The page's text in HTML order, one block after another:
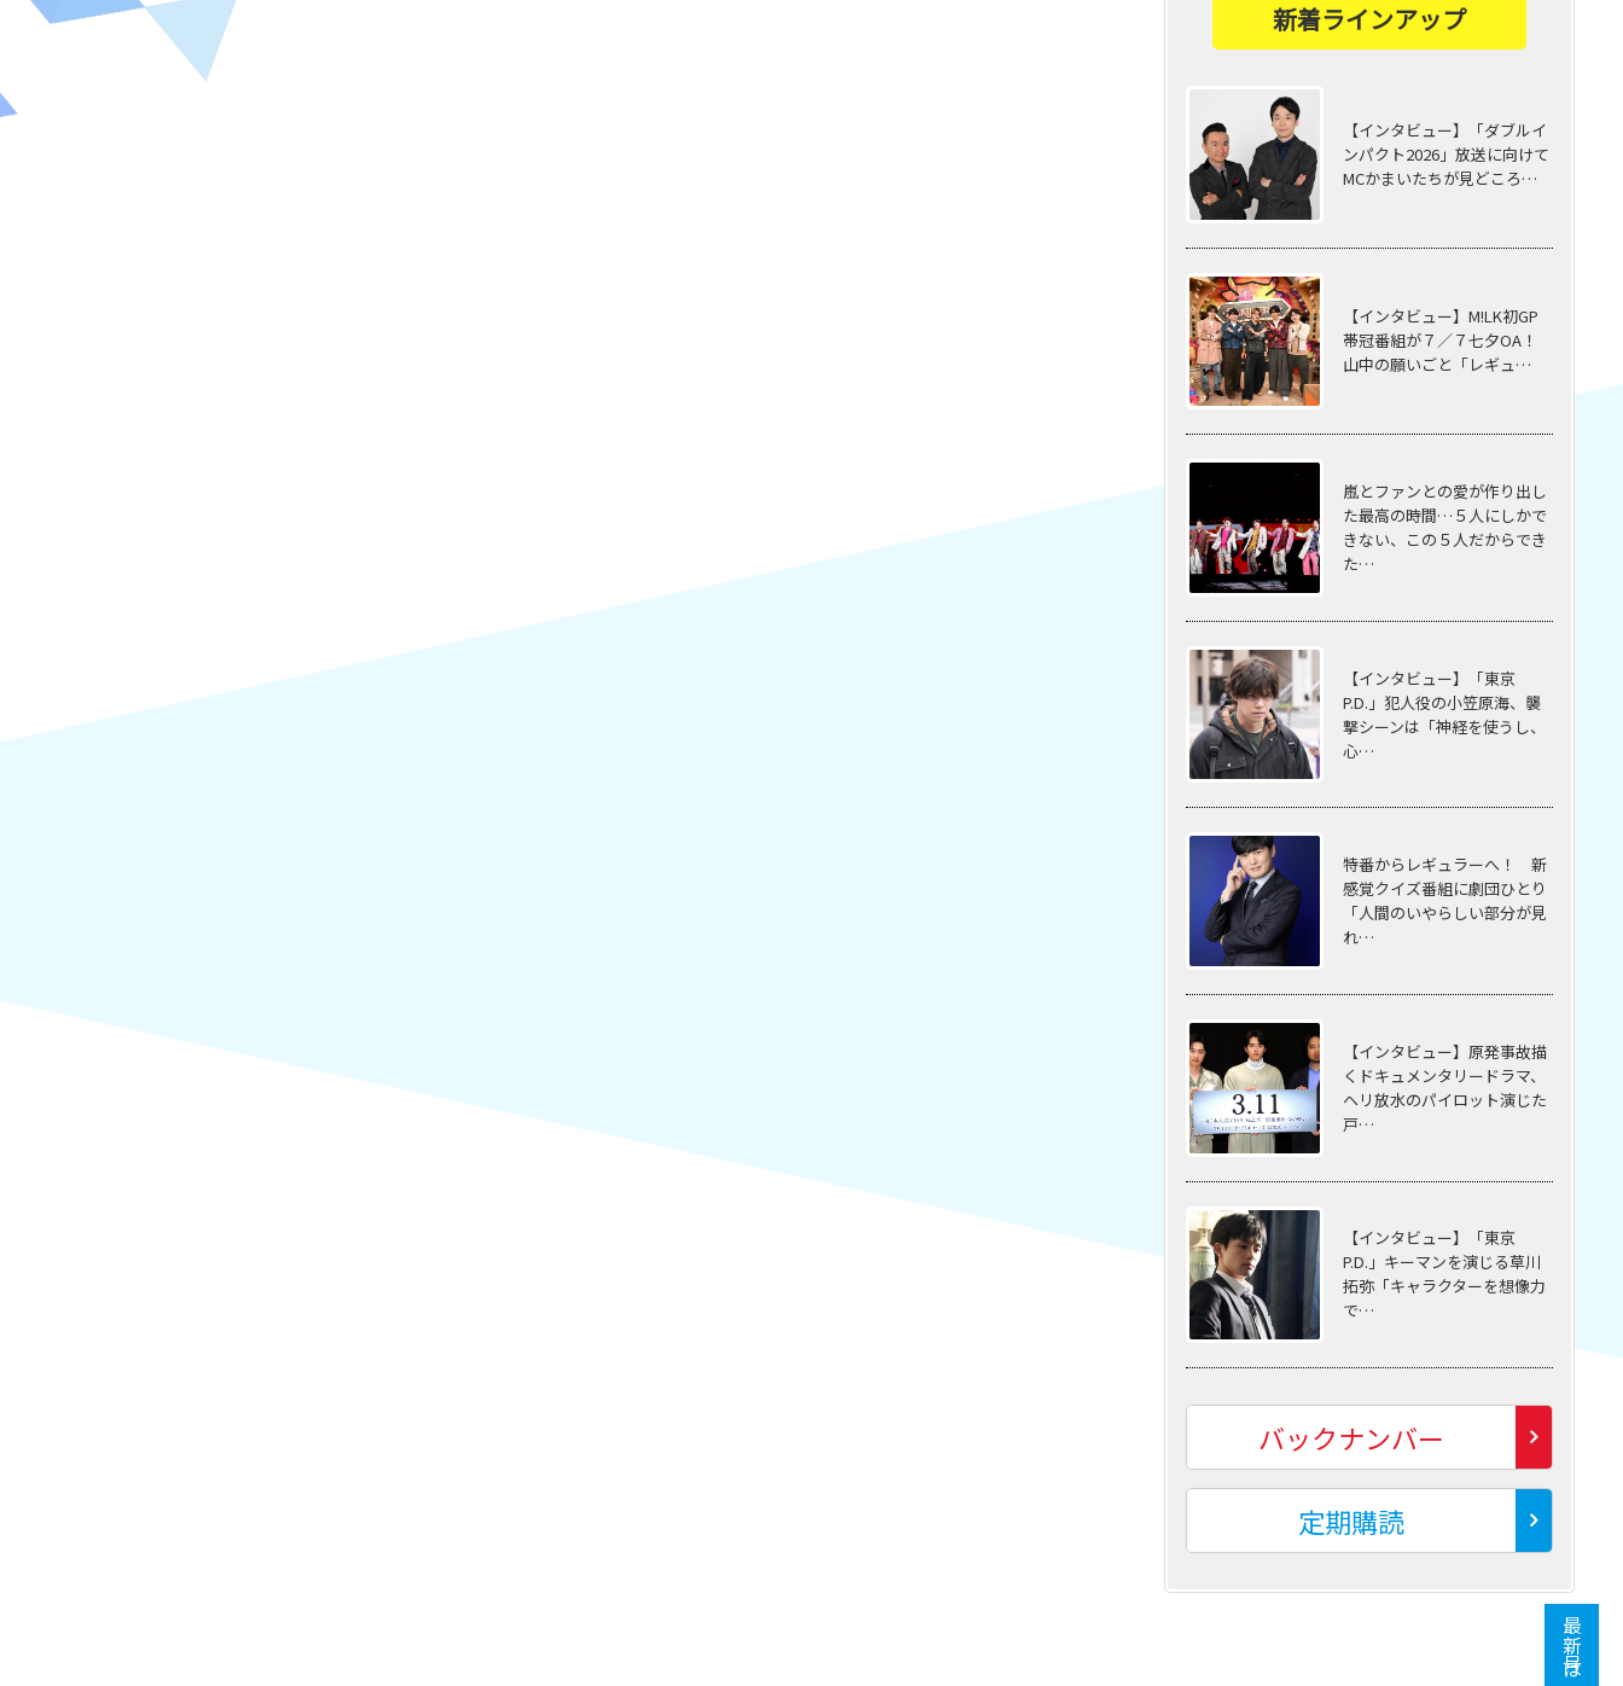
新着ラインアップ
【インタビュー】「ダブルイ
ンパクト2026」放送に向けて
MCかまいたちが見どころ…
【インタビュー】M!LK初GP
帯冠番組が７／７七夕OA！
山中の願いごと「レギュ…
嵐とファンとの愛が作り出し
た最高の時間…５⼈にしかで
きない、この５⼈だからでき
た…
【インタビュー】「東京
P.D.」犯人役の小笠原海、襲
撃シーンは「神経を使うし、
心…
特番からレギュラーへ！ 新
感覚クイズ番組に劇団ひとり
「人間のいやらしい部分が見
れ…
【インタビュー】原発事故描
くドキュメンタリードラマ、
ヘリ放水のパイロット演じた
戸…
【インタビュー】「東京
P.D.」キーマンを演じる草川
拓弥「キャラクターを想像力
で…
バックナンバー
定期購読